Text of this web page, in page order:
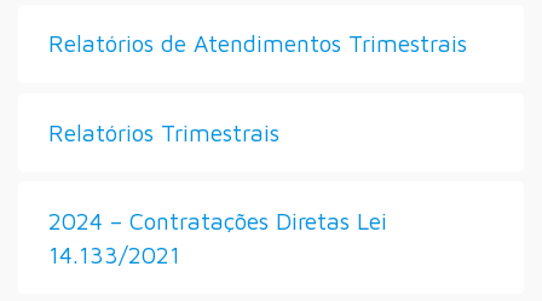
Relatórios de Atendimentos Trimestrais
Relatórios Trimestrais
2024 – Contratações Diretas Lei
14.133/2021